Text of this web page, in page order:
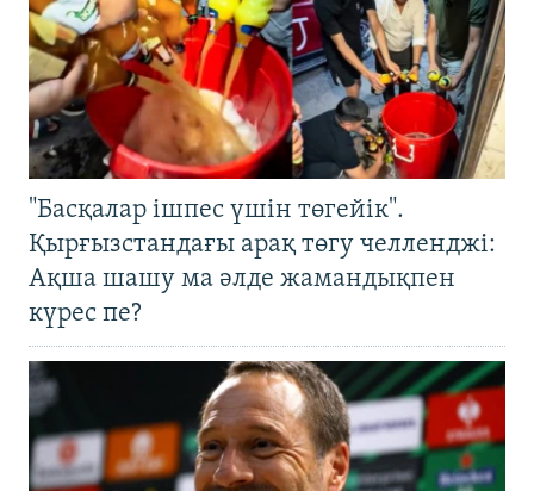
"Басқалар ішпес үшін төгейік".
Қырғызстандағы арақ төгу челленджі:
Ақша шашу ма әлде жамандықпен
күрес пе?